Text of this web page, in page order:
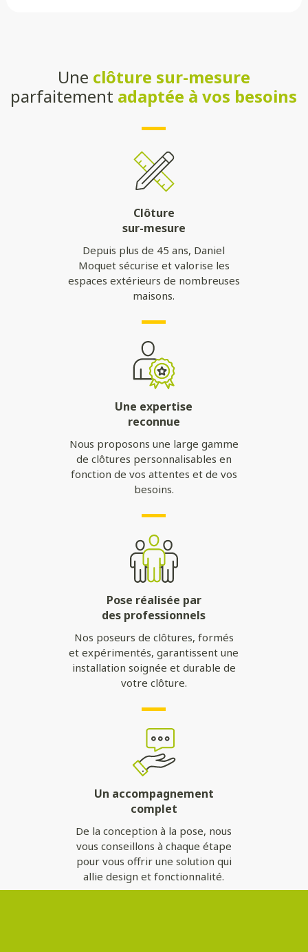
Une clôture sur-mesure
parfaitement adaptée à vos besoins
Clôture
sur-mesure
Depuis plus de 45 ans, Daniel
Moquet sécurise et valorise les
espaces extérieurs de nombreuses
maisons.
Une expertise
reconnue
Nous proposons une large gamme
de clôtures personnalisables en
fonction de vos attentes et de vos
besoins.
Pose réalisée par
des professionnels
Nos poseurs de clôtures, formés
et expérimentés, garantissent une
installation soignée et durable de
votre clôture.
Un accompagnement
complet
De la conception à la pose, nous
vous conseillons à chaque étape
pour vous offrir une solution qui
allie design et fonctionnalité.